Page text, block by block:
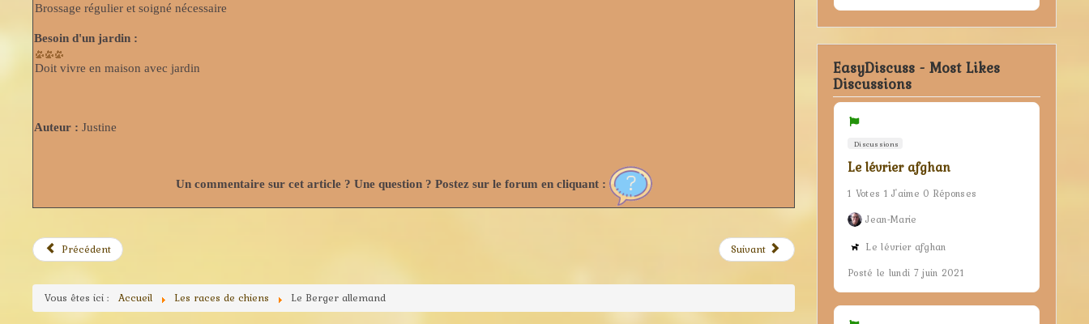
Brossage régulier et soigné nécessaire
Besoin d'un jardin :
Doit vivre en maison avec jardin
Auteur : Justine
Un commentaire sur cet article ? Une question ? Postez sur le forum en cliquant :
Précédent Suivant
Vous êtes ici : Accueil Les races de chiens Le Berger allemand
EasyDiscuss - Most Likes
Discussions
Discussions
Le lévrier afghan
1 Votes 1 J'aime 0 Réponses
Jean-Marie
Le lévrier afghan
Posté le lundi 7 juin 2021